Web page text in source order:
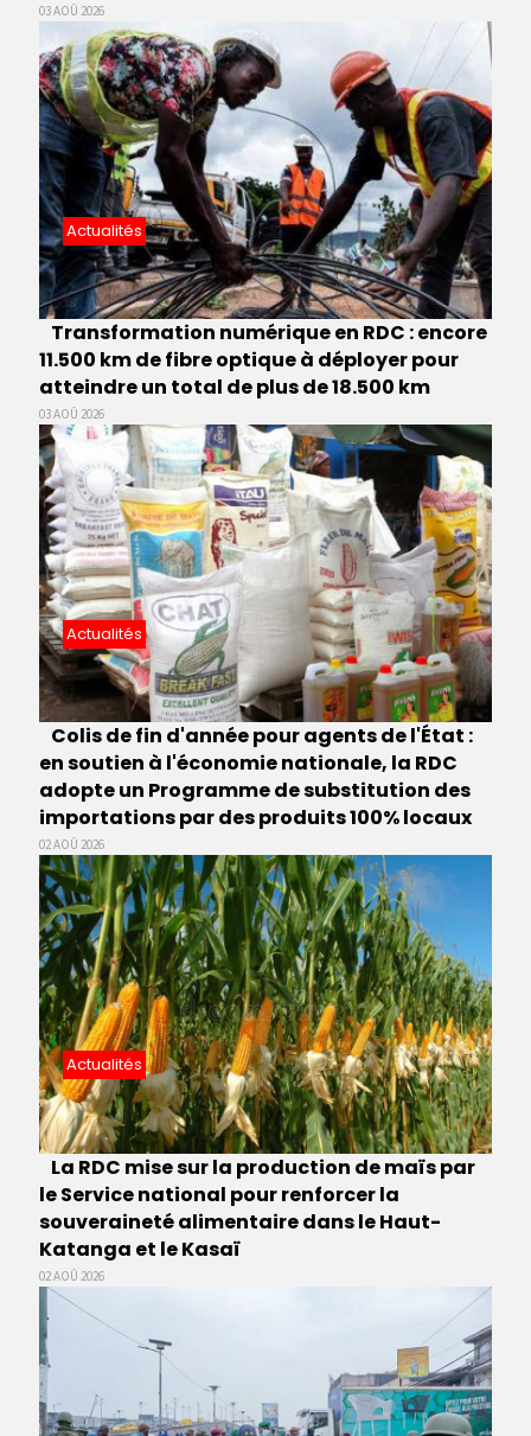
03 AOÛ 2026
Actualités
Transformation numérique en RDC : encore
11.500 km de fibre optique à déployer pour
atteindre un total de plus de 18.500 km
03 AOÛ 2026
Actualités
Colis de fin d'année pour agents de l'État :
en soutien à l'économie nationale, la RDC
adopte un Programme de substitution des
importations par des produits 100% locaux
02 AOÛ 2026
Actualités
La RDC mise sur la production de maïs par
le Service national pour renforcer la
souveraineté alimentaire dans le Haut-
Katanga et le Kasaï
02 AOÛ 2026